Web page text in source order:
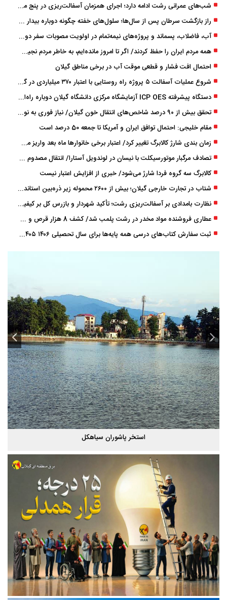
شب‌های عمرانی رشت ادامه دارد؛ اجرای همزمان آسفالت‌ریزی در پنج منطقه شهری
راز بازگشت سرطان پس از سال‌ها؛ سلول‌های خفته چگونه دوباره بیدار می‌شوند؟
آب، فاضلاب، پسماند و پروژه‌های نیمه‌تمام در اولویت مصوبات سفر دولت
همه مردم ایران را حفظ کردند/ اگر تا امروز مانده‌ایم، به ‌خاطر مردم نجیب ایران بوده است
احتمال افت فشار و قطعی موقت آب در برخی مناطق گیلان
شروع عملیات آسفالت ۵ پروژه راه ‌روستایی با اعتبار ۳۷۰ میلیاردی در گیلان
دستگاه پیشرفته ICP OES آزمایشگاه مرکزی دانشگاه گیلان دوباره راه‌اندازی شد
تحقق بیش از ۹۰ درصد شاخص‌های انتقال خون گیلان/ نیاز فوری به نوسازی تجهیزات آزمایشگاهی
مقام خلیجی: احتمال توافق ایران و آمریکا تا جمعه 50 درصد است
زمان ‌بندی شارژ کالابرگ تغییر کرد/ اعتبار برخی خانوارها ماه بعد واریز می‌شود
تصادف مرگبار موتورسیکلت با نیسان در لوندویل آستارا/ انتقال مصدوم با اورژانس هوایی به رشت
کالابرگ سه گروه فردا شارژ می‌شود/ خبری از افزایش اعتبار نیست
شتاب در تجارت خارجی گیلان؛ بیش از ۲۶۰۰ محموله زیر ذره‌بین استاندارد
نظارت بامدادی بر آسفالت‌ریزی رشت؛ تأکید شهردار و بازرس کل بر کیفیت اجرای پروژه‌ها
عطاری فروشنده مواد مخدر در رشت پلمب شد/ کشف 8 هزار قرص و 50 لیتر شربت توهم ‌زا
ثبت سفارش کتاب‌های درسی همه پایه‌ها برای سال تحصیلی ۱۴۰۶ ۱۴۰۵ فعال شد
پاییز هزار رنگ گیلان